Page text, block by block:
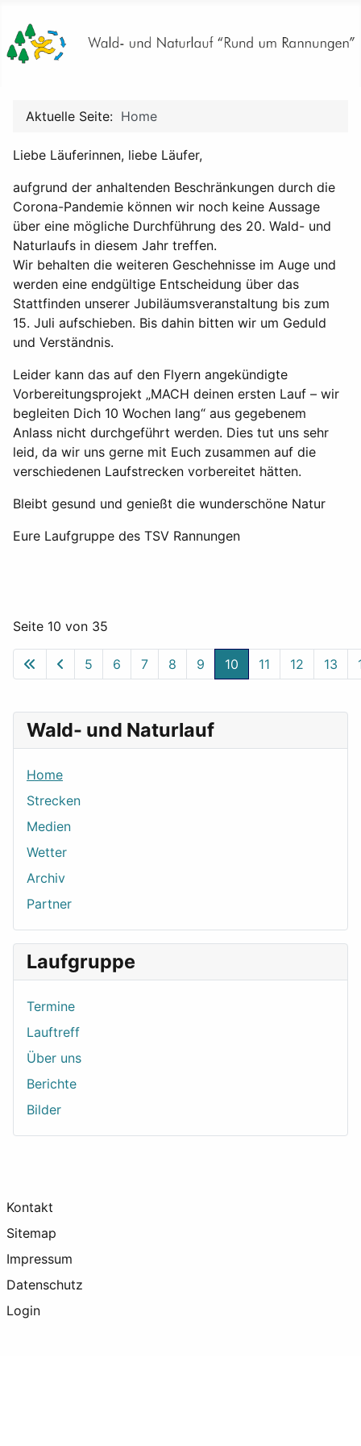
Wald- und Naturlauf
Home
Strecken
Medien
Wetter
Archiv
Partner
Laufgruppe
Termine
Lauftreff
Über uns
Berichte
Bilder
Aktuelle Seite: Home
Liebe Läuferinnen, liebe Läufer,
aufgrund der anhaltenden Beschränkungen durch die
Corona-Pandemie können wir noch keine Aussage
über eine mögliche Durchführung des 20. Wald- und
Naturlaufs in diesem Jahr treffen.
Wir behalten die weiteren Geschehnisse im Auge und
werden eine endgültige Entscheidung über das
Stattfinden unserer Jubiläumsveranstaltung bis zum
15. Juli aufschieben. Bis dahin bitten wir um Geduld
und Verständnis.
Leider kann das auf den Flyern angekündigte
Vorbereitungsprojekt „MACH deinen ersten Lauf – wir
begleiten Dich 10 Wochen lang“ aus gegebenem
Anlass nicht durchgeführt werden. Dies tut uns sehr
leid, da wir uns gerne mit Euch zusammen auf die
verschiedenen Laufstrecken vorbereitet hätten.
Bleibt gesund und genießt die wunderschöne Natur
Eure Laufgruppe des TSV Rannungen
Seite 10 von 35
5 6 7 8 9 10 11 12 13
Kontakt
Sitemap
Impressum
Datenschutz
Login